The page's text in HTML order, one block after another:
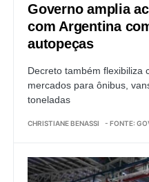
Governo amplia
com Argentina
autopeças
Decreto também flexibiliza
mercados para ônibus,
toneladas
CHRISTIANE BENASSI - FONTE: